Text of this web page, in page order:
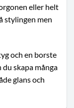
eller helt
stylingen men
och en borste
skapa många
glans och